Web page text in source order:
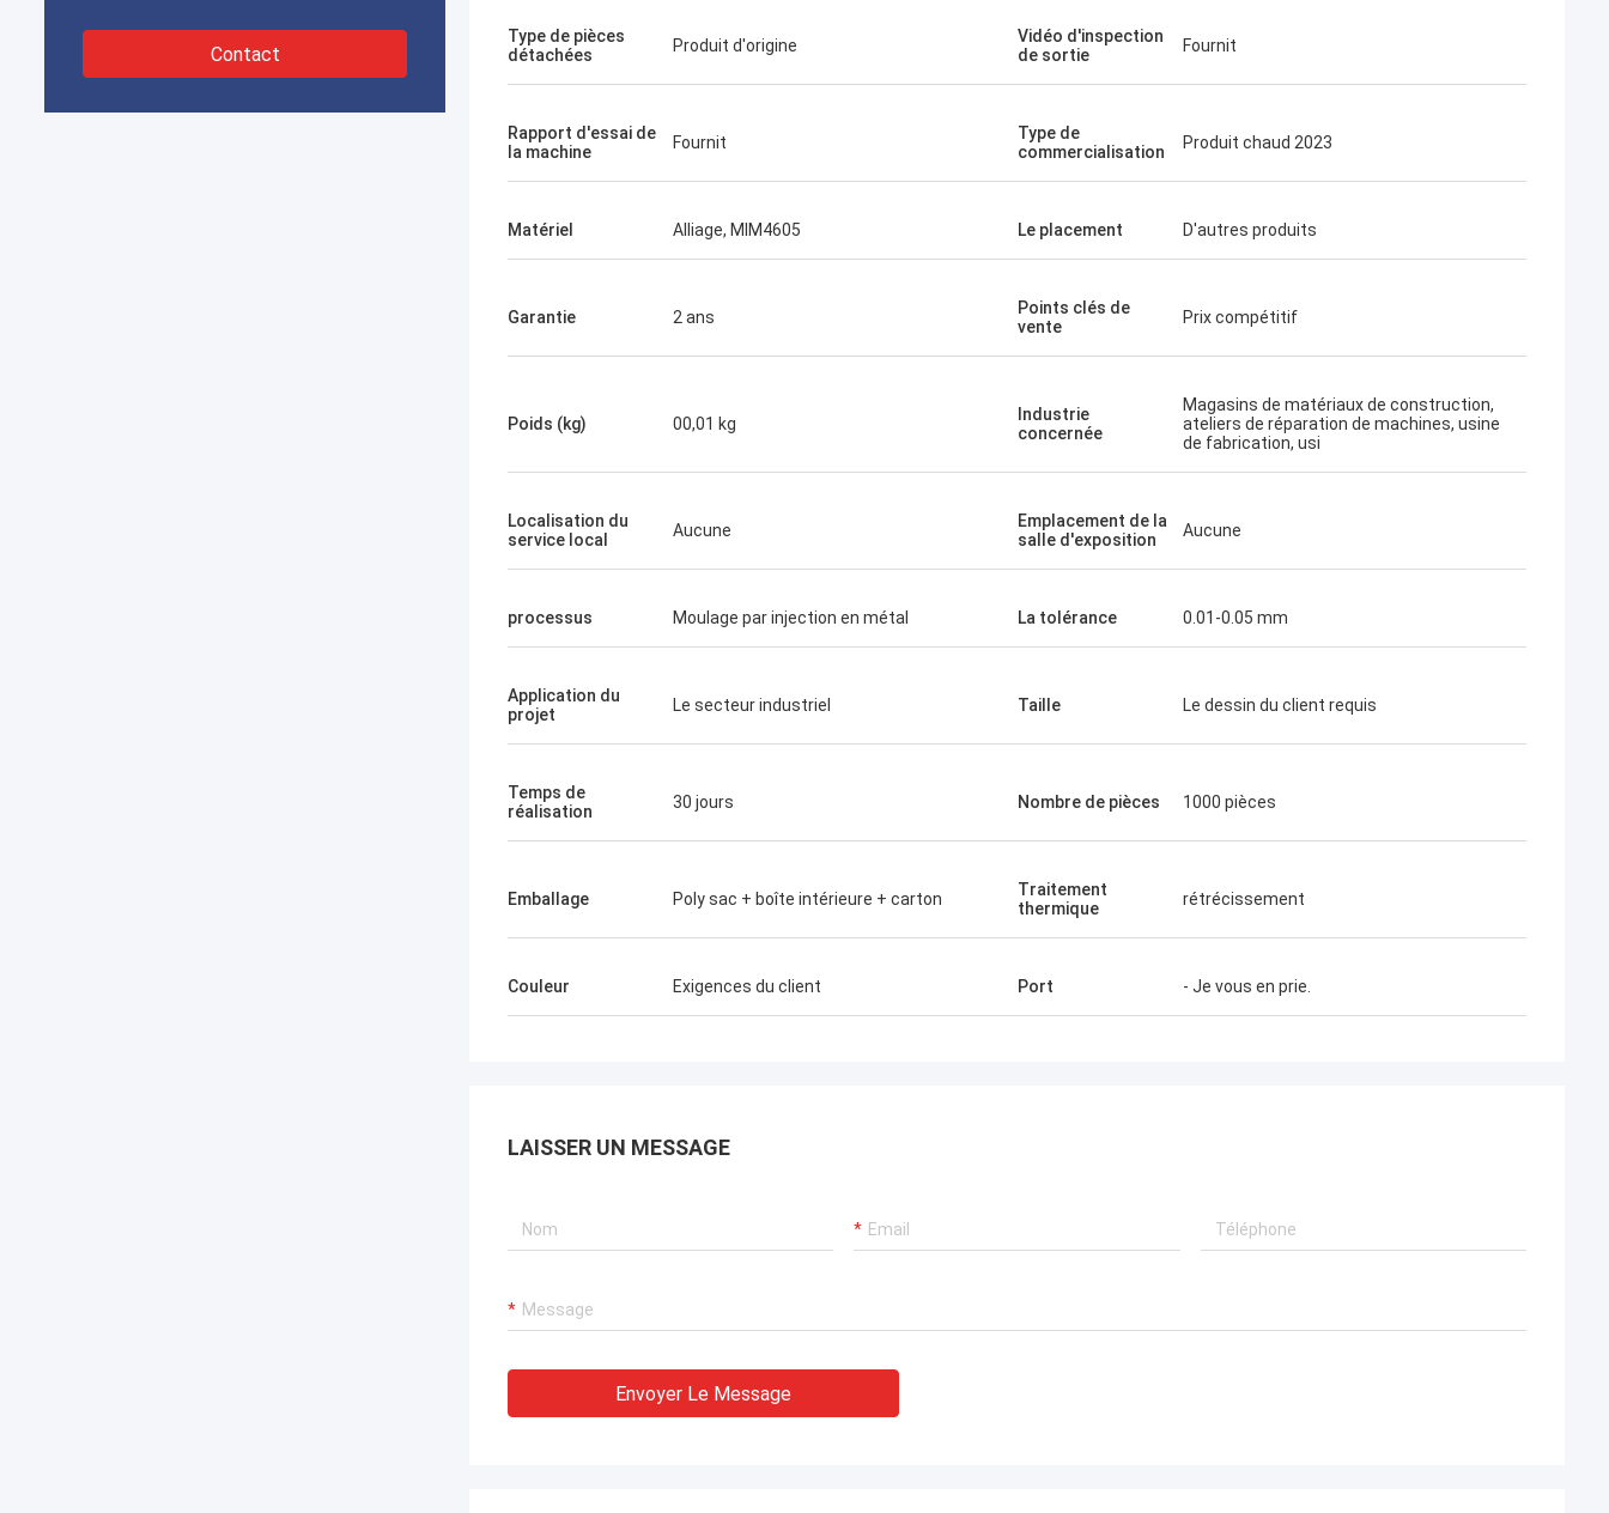
Contact
Type de pièces
détachées
Produit d'origine
Vidéo d'inspection
de sortie
Fournit
Rapport d'essai de
la machine
Fournit
Type de
commercialisation
Produit chaud 2023
Matériel Alliage, MIM4605 Le placement D'autres produits
Garantie 2 ans
Points clés de
vente
Prix compétitif
Poids (kg) 00,01 kg
Industrie
concernée
Magasins de matériaux de construction,
ateliers de réparation de machines, usine
de fabrication, usi
Localisation du
service local
Aucune
Emplacement de la
salle d'exposition
Aucune
processus Moulage par injection en métal La tolérance 0.01-0.05 mm
Application du
projet
Le secteur industriel Taille Le dessin du client requis
Temps de
réalisation
30 jours Nombre de pièces 1000 pièces
Emballage Poly sac + boîte intérieure + carton
Traitement
thermique
rétrécissement
Couleur Exigences du client Port - Je vous en prie.
LAISSER UN MESSAGE
Envoyer Le Message